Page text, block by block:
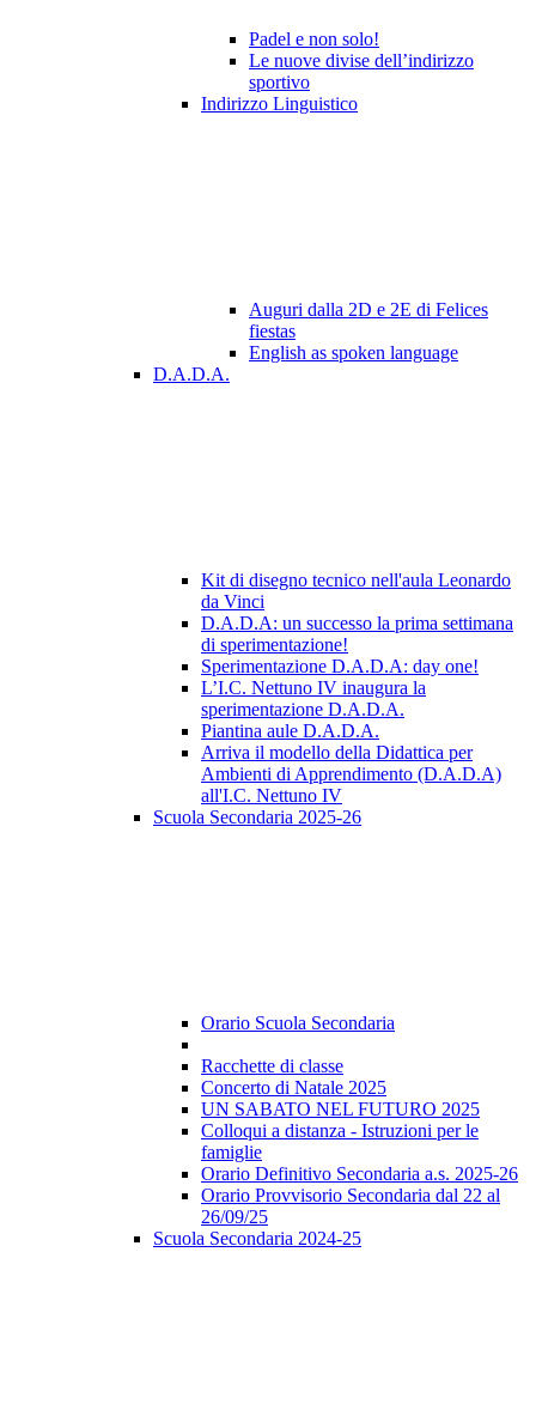
Padel e non solo!
Le nuove divise dell’indirizzo
sportivo
Indirizzo Linguistico
Auguri dalla 2D e 2E di Felices
fiestas
English as spoken language
D.A.D.A.
Kit di disegno tecnico nell'aula Leonardo
da Vinci
D.A.D.A: un successo la prima settimana
di sperimentazione!
Sperimentazione D.A.D.A: day one!
L’I.C. Nettuno IV inaugura la
sperimentazione D.A.D.A.
Piantina aule D.A.D.A.
Arriva il modello della Didattica per
Ambienti di Apprendimento (D.A.D.A)
all'I.C. Nettuno IV
Scuola Secondaria 2025-26
Orario Scuola Secondaria
Racchette di classe
Concerto di Natale 2025
UN SABATO NEL FUTURO 2025
Colloqui a distanza - Istruzioni per le
famiglie
Orario Definitivo Secondaria a.s. 2025-26
Orario Provvisorio Secondaria dal 22 al
26/09/25
Scuola Secondaria 2024-25